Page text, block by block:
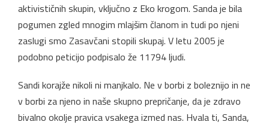
aktivističnih skupin, vključno z Eko krogom. Sanda je bila
pogumen zgled mnogim mlajšim članom in tudi po njeni
zaslugi smo Zasavčani stopili skupaj. V letu 2005 je
podobno peticijo podpisalo že 11794 ljudi.
Sandi korajže nikoli ni manjkalo. Ne v borbi z boleznijo in ne
v borbi za njeno in naše skupno prepričanje, da je zdravo
bivalno okolje pravica vsakega izmed nas. Hvala ti, Sanda,